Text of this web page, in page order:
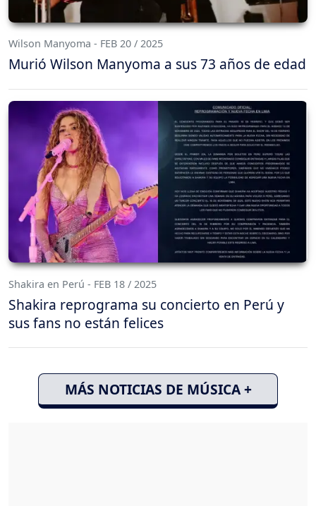
Wilson Manyoma - FEB 20 / 2025
Murió Wilson Manyoma a sus 73 años de edad
Shakira en Perú - FEB 18 / 2025
Shakira reprograma su concierto en Perú y
sus fans no están felices
MÁS NOTICIAS DE MÚSICA +